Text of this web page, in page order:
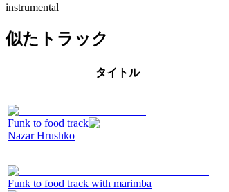
instrumental
似たトラック
タイトル
Funk to food track
Nazar Hrushko
Funk to food track with marimba